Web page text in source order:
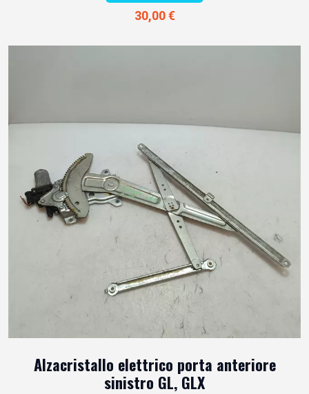
30,00 €
Alzacristallo elettrico porta anteriore
sinistro GL, GLX